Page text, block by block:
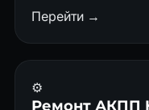
Перейти →
⚙️
Ремонт АКПП